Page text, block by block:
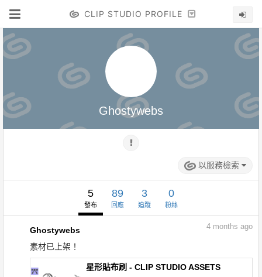
CLIP STUDIO PROFILE
Ghostywebs
以服務檢索
5
發布
89
回應
3
追蹤
0
粉絲
Ghostywebs
素材已上架！
4 months ago
星形貼布刷 - CLIP STUDIO ASSETS